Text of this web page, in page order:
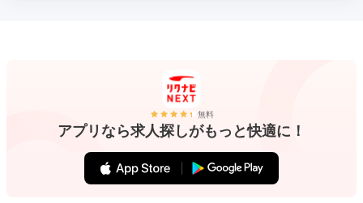
無料
アプリなら求人探しがもっと快適に！